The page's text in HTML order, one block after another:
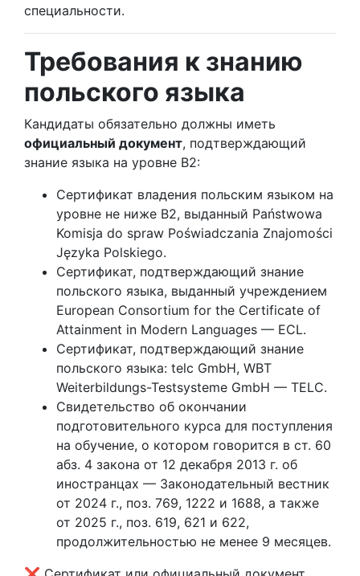
специальности.
Требования к знанию
польского языка
Кандидаты обязательно должны иметь
официальный документ, подтверждающий
знание языка на уровне B2:
Сертификат владения польским языком на
уровне не ниже B2, выданный Państwowa
Komisja do spraw Poświadczania Znajomości
Języka Polskiego.
Сертификат, подтверждающий знание
польского языка, выданный учреждением
European Consortium for the Certificate of
Attainment in Modern Languages — ECL.
Сертификат, подтверждающий знание
польского языка: telc GmbH, WBT
Weiterbildungs-Testsysteme GmbH — TELC.
Свидетельство об окончании
подготовительного курса для поступления
на обучение, о котором говорится в ст. 60
абз. 4 закона от 12 декабря 2013 г. об
иностранцах — Законодательный вестник
от 2024 г., поз. 769, 1222 и 1688, а также
от 2025 г., поз. 619, 621 и 622,
продолжительностью не менее 9 месяцев.